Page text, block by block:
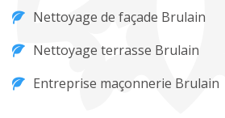
Nettoyage de façade Brulain
Nettoyage terrasse Brulain
Entreprise maçonnerie Brulain